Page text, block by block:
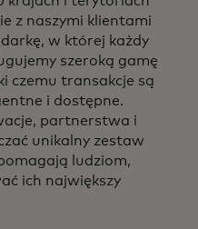
z naszymi klientami
w której każdy
szeroką gamę
czemu transakcje są
i dostępne.
partnerstwa i
unikalny zestaw
ludziom,
ich największy